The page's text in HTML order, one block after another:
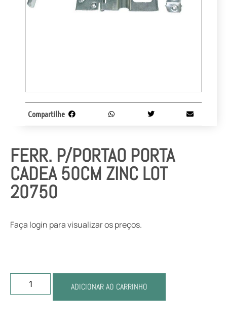
FERR. P/PORTAO PORTA
CADEA 50CM ZINC LOT
20750
Faça login para visualizar os preços.
ADICIONAR AO CARRINHO
Compartilhe